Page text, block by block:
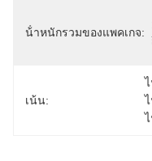
น้ําหนักรวมของแพคเกจ:
เน้น: